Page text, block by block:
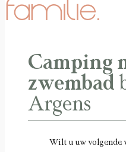
familie.
Camping
zwembad
Argens
Wilt u uw volgende